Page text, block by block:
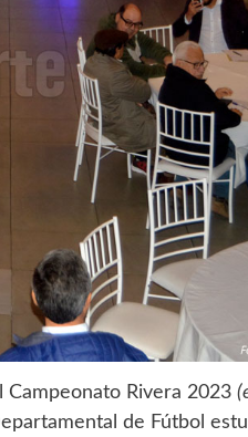
Campeonato Rivera 2023
de Fútbol